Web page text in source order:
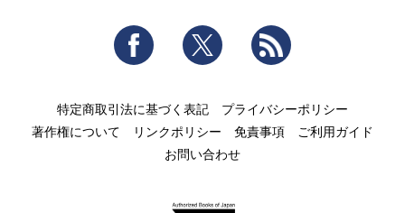
Facebook Twitter
特定商取引法に基づく表記
プライバシーポリシー
著作権について
リンクポリシー 免責事項
ご利用ガイド
お問い合わせ